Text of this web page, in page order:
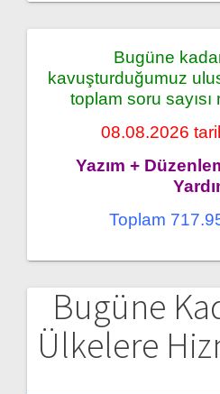
Bugüne
kavuşturduğumuz
toplam soru
08.08.2026
Yazım +
Toplam
Bugüne
Ülkelere